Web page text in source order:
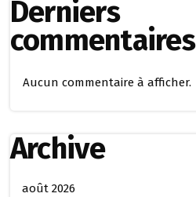
Derniers
commentaires
Aucun commentaire à afficher.
Archive
août 2026